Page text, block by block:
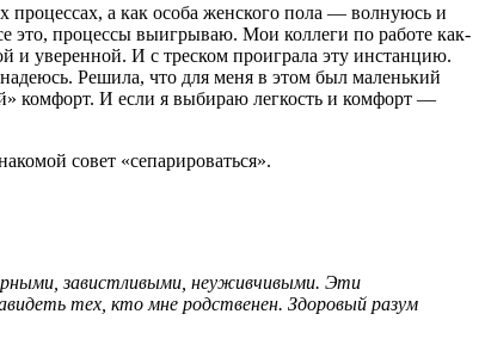
а как особа женского пола — волнуюсь и
это, процессы выигрываю. Мои коллеги по работе как-
и уверенной. И с треском проиграла эту инстанцию.
Решила, что для меня в этом был маленький
комфорт. И если я выбираю легкость и комфорт —
совет «сепарироваться».
завистливыми, неуживчивыми. Эти
тех, кто мне родственен. Здоровый разум